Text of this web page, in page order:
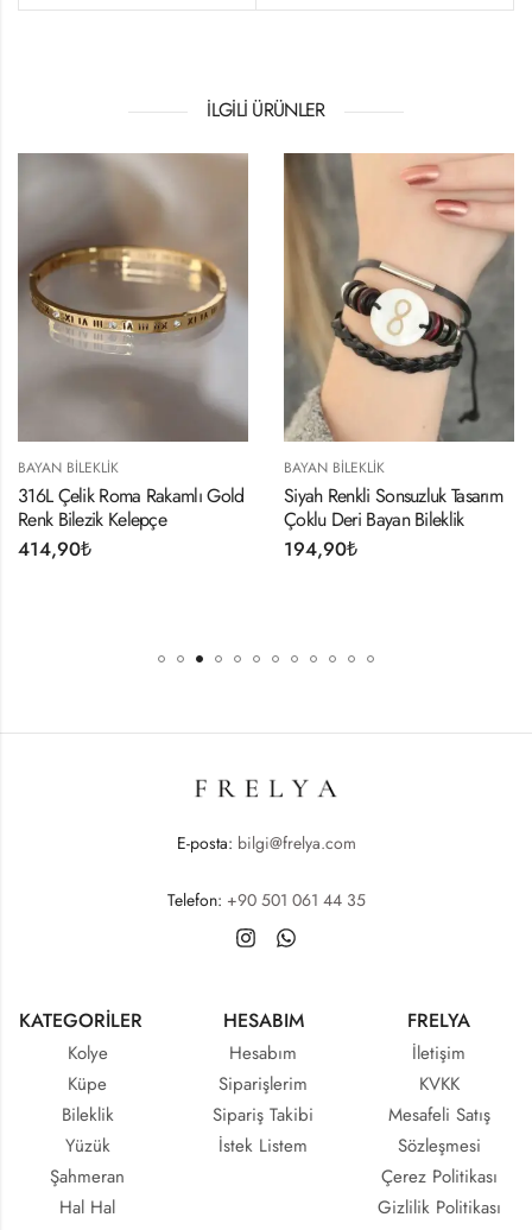
İLGILI ÜRÜNLER
BAYAN BILEKLIK
316L Çelik Roma Rakamlı Gold
Renk Bilezik Kelepçe
414,90₺
BAYAN BILEKLIK
Siyah Renkli Sonsuzluk Tasarım
Çoklu Deri Bayan Bileklik
194,90₺
E-posta: bilgi@frelya.com
Telefon: +90 501 061 44 35
KATEGORİLER
Kolye
Küpe
Bileklik
Yüzük
Şahmeran
Hal Hal
HESABIM
Hesabım
Siparişlerim
Sipariş Takibi
İstek Listem
FRELYA
İletişim
KVKK
Mesafeli Satış
Sözleşmesi
Çerez Politikası
Gizlilik Politikası